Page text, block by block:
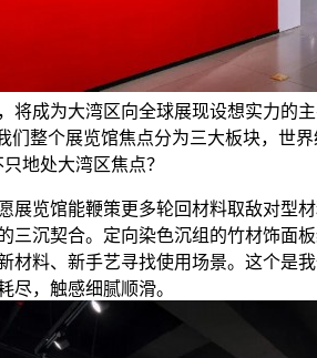
将成为大湾区向全球展现设想实力的
们整个展览馆焦点分为三大板块，世
地处大湾区焦点？
馆能鞭策更多轮回材料取敌对型材
三沉契合。定向染色沉组的竹材饰面
材料、新手艺寻找使用场景。这个是
尽，触感细腻顺滑。